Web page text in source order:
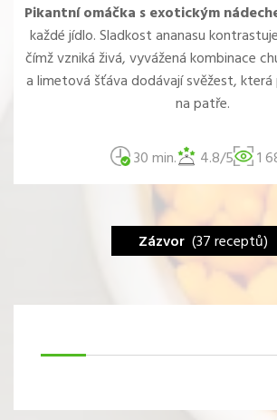
Pikantní omáčka s exotickým
každé jídlo. Sladkost ananasu
čímž vzniká živá, vyvážená kombinace
a limetová šťáva dodávají svěžest, která
na patře.
30 min. 4.8/5 1
Zázvor (37 receptů)